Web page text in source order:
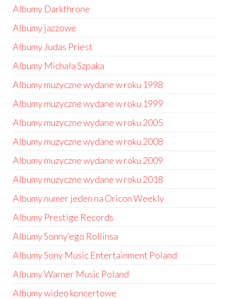
Albumy Darkthrone
Albumy jazzowe
Albumy Judas Priest
Albumy Michała Szpaka
Albumy muzyczne wydane w roku 1998
Albumy muzyczne wydane w roku 1999
Albumy muzyczne wydane w roku 2005
Albumy muzyczne wydane w roku 2008
Albumy muzyczne wydane w roku 2009
Albumy muzyczne wydane w roku 2018
Albumy numer jeden na Oricon Weekly
Albumy Prestige Records
Albumy Sonny’ego Rollinsa
Albumy Sony Music Entertainment Poland
Albumy Warner Music Poland
Albumy wideo koncertowe